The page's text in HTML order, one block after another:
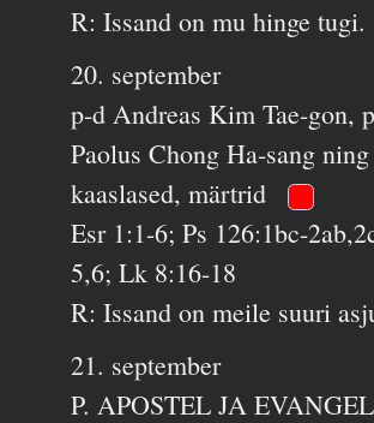
R: Issand on mu hinge tugi.
20. september
p-d Andreas Kim Tae-gon,
Paolus Chong Ha-sang ning
kaaslased, märtrid
Esr 1:1-6; Ps 126:1bc-
5,6; Lk 8:16-18
R: Issand on meile suuri
21. september
P. APOSTEL JA